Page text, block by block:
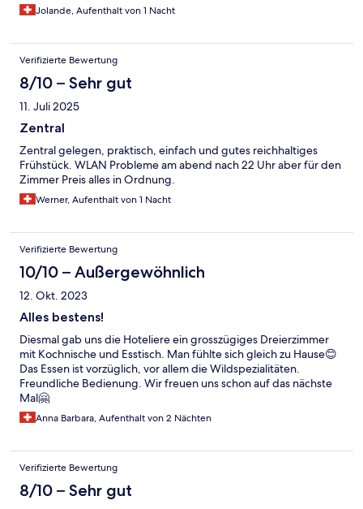
Jolande, Aufenthalt von 1 Nacht
Verifizierte Bewertung
8/10 – Sehr gut
11. Juli 2025
Zentral
Zentral gelegen, praktisch, einfach und gutes reichhaltiges
Frühstück. WLAN Probleme am abend nach 22 Uhr aber für den
Zimmer Preis alles in Ordnung.
Werner, Aufenthalt von 1 Nacht
Verifizierte Bewertung
10/10 – Außergewöhnlich
12. Okt. 2023
Alles bestens!
Diesmal gab uns die Hoteliere ein grosszügiges Dreierzimmer
mit Kochnische und Esstisch. Man fühlte sich gleich zu Hause😊
Das Essen ist vorzüglich, vor allem die Wildspezialitäten.
Freundliche Bedienung. Wir freuen uns schon auf das nächste
Mal🤗
Anna Barbara, Aufenthalt von 2 Nächten
Verifizierte Bewertung
8/10 – Sehr gut